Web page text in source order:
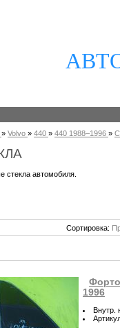
» Volvo » 440 » 440 1988–1996 »
стекла автомобиля.
Сортировка:
1996
Внутр.